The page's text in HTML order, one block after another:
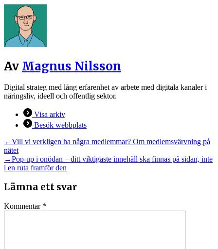
Av Magnus Nilsson
Digital strateg med lång erfarenhet av arbete med digitala kanaler i
näringsliv, ideell och offentlig sektor.
Visa arkiv
Besök webbplats
Inläggsnavigering
←Föregående
inlägg:
Vill vi verkligen ha några medlemmar? Om medlemsvärvning på
nätet
→Nästa
inlägg:
Pop-up i onödan – ditt viktigaste innehåll ska finnas på sidan, inte
i en ruta framför den
Lämna ett svar
Kommentar *